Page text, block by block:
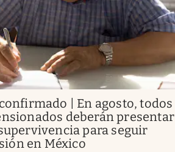
| En agosto, todos
deberán presentar
para seguir
en México